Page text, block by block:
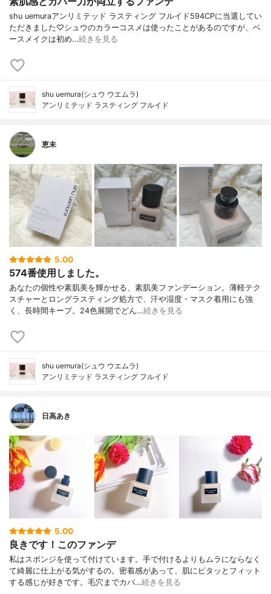
shu uemuraアンリミテッド ラスティング フルイド594CPに当選してい
ただきました♡シュウのカラーコスメは使ったことがあるのですが、ベ
ースメイクは初め…続きを見る
shu uemura(シュウ ウエムラ)
アンリミテッド ラスティング フルイド
恵未
5.00
574番使用しました。
あなたの個性や素肌美を輝かせる、素肌美ファンデーション。薄軽テク
スチャーとロングラスティング処方で、汗や湿度・マスク着用にも強
く、長時間キープ。24色展開でどん…続きを見る
shu uemura(シュウ ウエムラ)
アンリミテッド ラスティング フルイド
日高あき
5.00
良きです！このファンデ
私はスポンジを使って付けています。手で付けるよりもムラにならなく
て綺麗に仕上がる気がするの。密着感があって、肌にピタッとフィット
する感じが好きです。毛穴までカバ…続きを見る